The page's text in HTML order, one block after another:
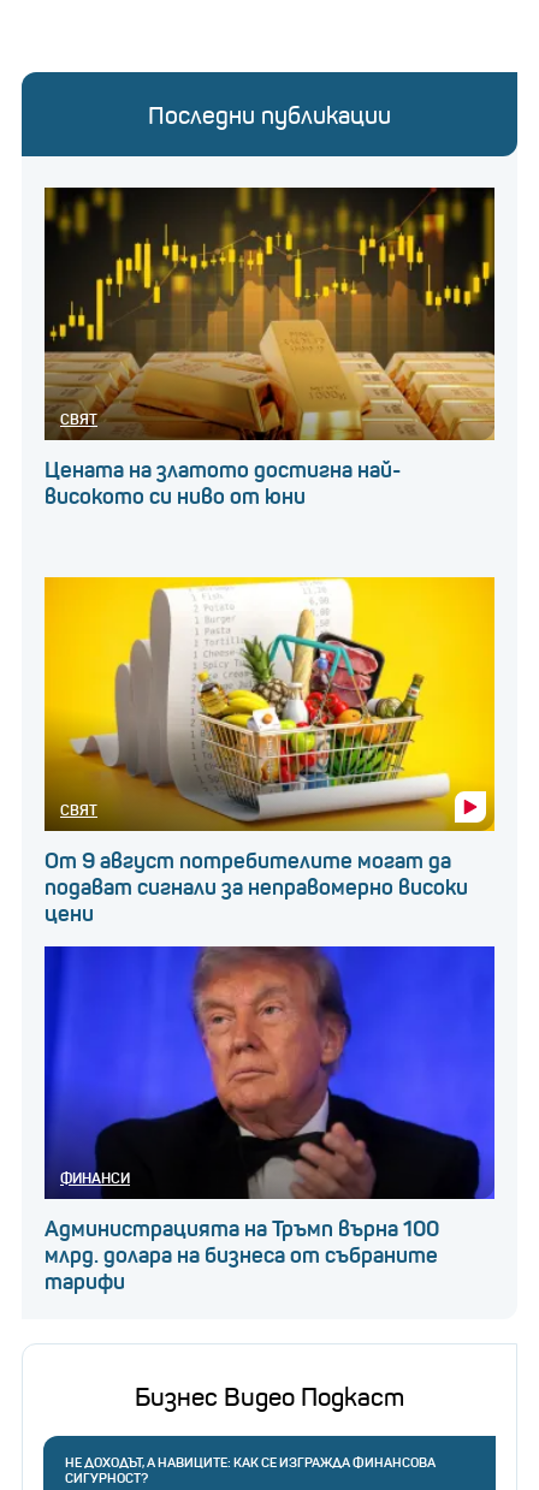
Последни публикации
СВЯТ
Цената на златото достигна най-
високото си ниво от юни
СВЯТ
От 9 август потребителите могат да
подават сигнали за неправомерно високи
цени
ФИНАНСИ
Администрацията на Тръмп върна 100
млрд. долара на бизнеса от събраните
тарифи
Бизнес Видео Подкаст
НЕ ДОХОДЪТ, А НАВИЦИТЕ: КАК СЕ ИЗГРАЖДА ФИНАНСОВА
СИГУРНОСТ?